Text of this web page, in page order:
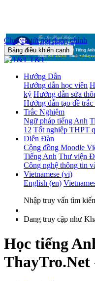
Chuyển tới nội dung chính
Bảng điều khiển cạnh
T&T
Hướng Dẫn
Hướng dẫn học viên
ký Hướng dẫn sửa
Hướng dẫn tạo đề trắc
Trắc Nghiệm
Ngữ pháp tiếng Anh
12 Tốt nghiệp THPT
Diễn Đàn
Cộng đồng Moodle
Tiếng Anh Thư viện
Công nghệ thông tin
Vietnamese ‎(vi)‎
English ‎(en)‎
Nhập truy vấn tìm
Đang truy cập như
Học tiếng